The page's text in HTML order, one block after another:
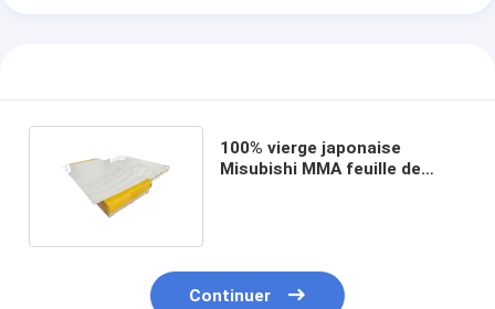
100% vierge japonaise
Misubishi MMA feuille de
Continuer